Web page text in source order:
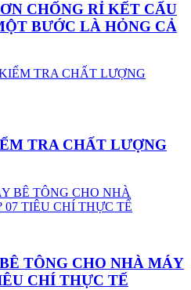
CHỐNG RỈ KẾT CẤU
BƯỚC LÀ HỎNG CẢ
TRA CHẤT LƯỢNG
TÔNG CHO NHÀ MÁY
CHÍ THỰC TẾ